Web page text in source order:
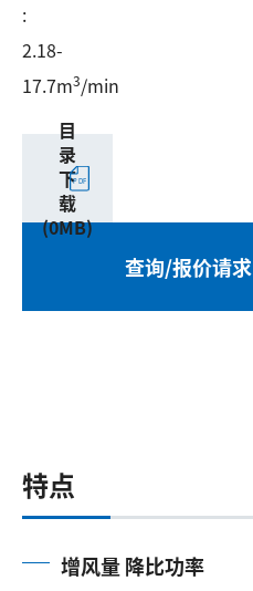
:
2.18-
17.7m3/min
目
录
下
载
(0MB)
查询/报价请求
特点
增风量 降比功率